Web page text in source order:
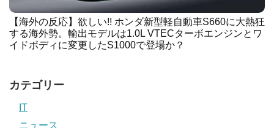
【海外の反応】欲しい!! ホンダ新型軽自動車S660に大熱狂
する海外勢。輸出モデルは1.0L VTECターボエンジンとワ
イドボディに変更したS1000で登場か？
カテゴリー
IT
ニュース